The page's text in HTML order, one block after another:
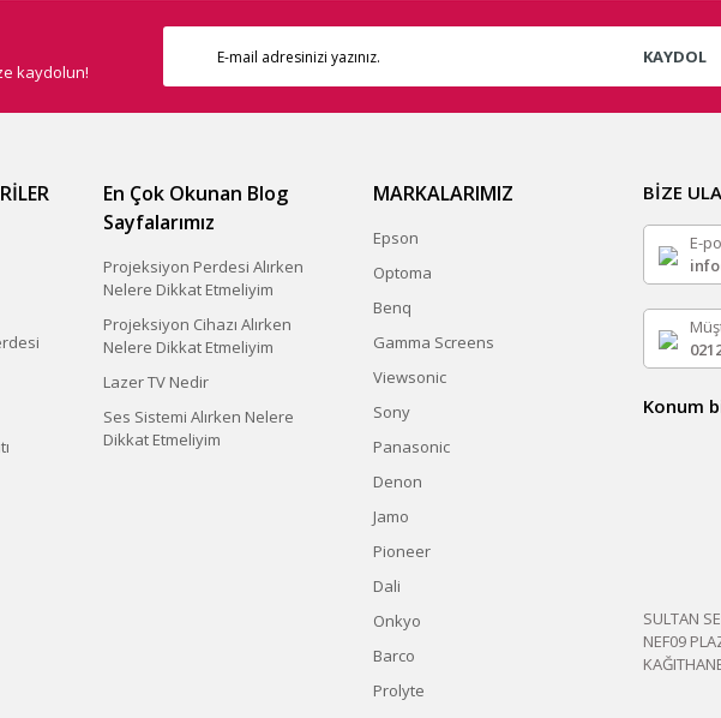
Gönder
kaydolun!
KAYDOL
En Çok Okunan Blog
Sayfalarımız
Projeksiyon Perdesi Alırken
Nelere Dikkat Etmeliyim
Projeksiyon Cihazı Alırken
Nelere Dikkat Etmeliyim
Lazer TV Nedir
Ses Sistemi Alırken Nelere
Dikkat Etmeliyim
MARKALARIMIZ
Epson
Optoma
Benq
Gamma Screens
Viewsonic
Sony
Panasonic
Denon
Jamo
Pioneer
Dali
Onkyo
Barco
Prolyte
BİZE
E-
Konum
SULTAN
NEF09